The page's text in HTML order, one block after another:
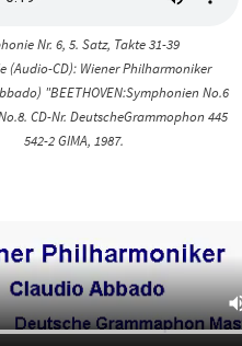
Nr. 6, 5. Satz, Takte 31-39
(Audio-CD): Wiener Philharmoniker
"BEETHOVEN:Symphonien No.6
CD-Nr. DeutscheGrammophon 445
542-2 GIMA, 1987.